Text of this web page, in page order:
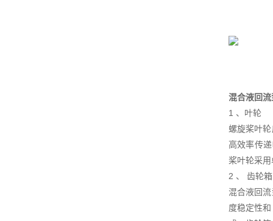
混合液回
1 、叶轮
螺旋桨叶
高效率传
桨叶轮采
2 、 齿轮箱
混合液回
度稳定性